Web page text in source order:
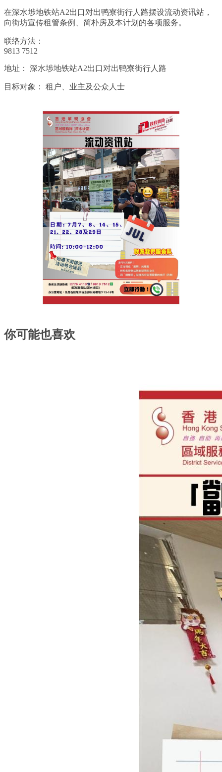
在深水埗地铁站A2出口对出鸭寮街行人路摆设流动资讯站，
向街坊宣传租管条例、简朴房及本计划的各项服务。
联络方法：
9813 7512
地址： 深水埗地铁站A2出口对出鸭寮街行人路
目标对象： 租户、业主及公众人士
你可能也喜欢